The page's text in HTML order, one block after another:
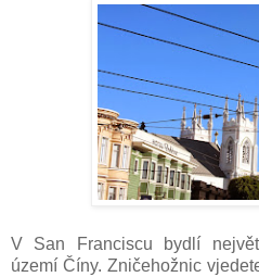
V San Franciscu bydlí
území Číny. Zničehožnic